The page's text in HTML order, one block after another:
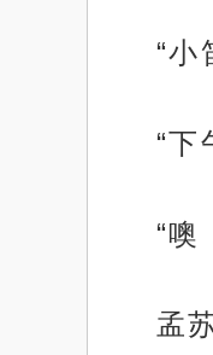
“小
“下
“噢
孟